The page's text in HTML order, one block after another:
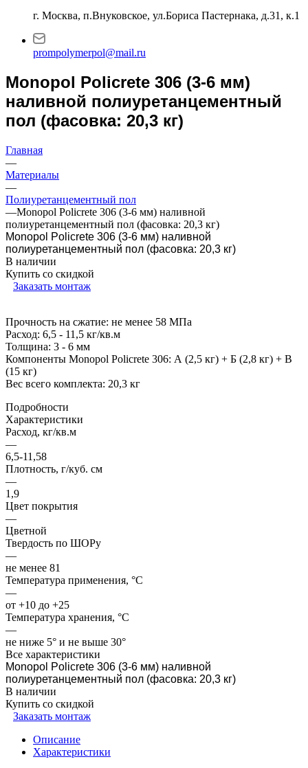
г. Москва, п.Внуковское, ул.Бориса Пастернака, д.31, к.1
prompolymerpol@mail.ru
Monopol Policrete 306 (3-6 мм)
наливной полиуретанцементный
пол (фасовка: 20,3 кг)
Главная
—
Материалы
—
Полиуретанцементный пол
—Monopol Policrete 306 (3-6 мм) наливной
полиуретанцементный пол (фасовка: 20,3 кг)
Monopol Policrete 306 (3-6 мм) наливной
полиуретанцементный пол (фасовка: 20,3 кг)
В наличии
Купить со скидкой
Заказать монтаж
Прочность на сжатие: не менее 58 МПа
Расход: 6,5 - 11,5 кг/кв.м
Толщина: 3 - 6 мм
Компоненты Monopol Policrete 306: А (2,5 кг) + Б (2,8 кг) + В
(15 кг)
Вес всего комплекта: 20,3 кг
Подробности
Характеристики
Расход, кг/кв.м
—
6,5-11,58
Плотность, г/куб. см
—
1,9
Цвет покрытия
—
Цветной
Твердость по ШОРу
—
не менее 81
Температура применения, °С
—
от +10 до +25
Температура хранения, °С
—
не ниже 5° и не выше 30°
Все характеристики
Monopol Policrete 306 (3-6 мм) наливной
полиуретанцементный пол (фасовка: 20,3 кг)
В наличии
Купить со скидкой
Заказать монтаж
Описание
Характеристики